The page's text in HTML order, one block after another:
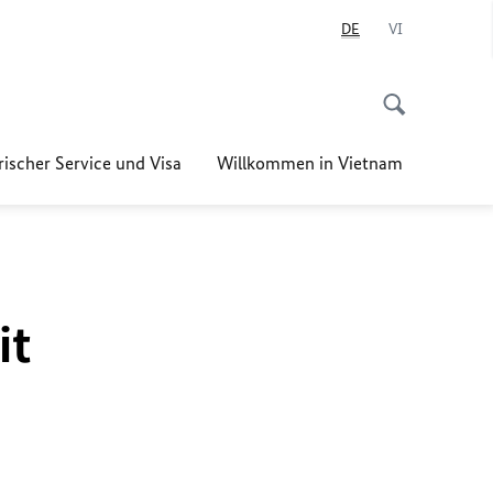
DE VI
Service und Visa Willkommen in Vietnam